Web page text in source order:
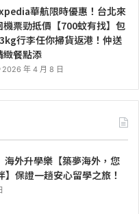
華航限時優惠！台北來
機票勁抵價【700蚊有找】包
行李任你掃貨返港！仲送
緻餐點添
2026 年 4 月 8 日
海外升學樂【築夢海外，您
】保證一趟安心留學之旅！